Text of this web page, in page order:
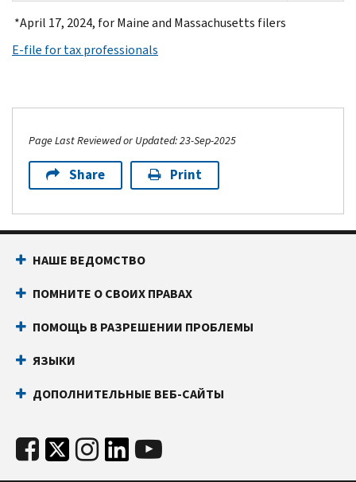
*April 17, 2024, for Maine and Massachusetts filers
E-file for tax professionals
Page Last Reviewed or Updated: 23-Sep-2025
Share Print
НАШЕ ВЕДОМСТВО
ПОМНИТЕ О СВОИХ ПРАВАХ
ПОМОЩЬ В РАЗРЕШЕНИИ ПРОБЛЕМЫ
ЯЗЫКИ
ДОПОЛНИТЕЛЬНЫЕ ВЕБ-САЙТЫ